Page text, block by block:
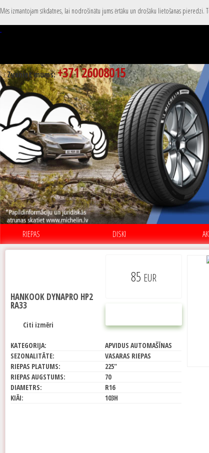
Mēs izmantojam sīkdatnes, lai nodrošinātu jums ērtāku un drošāku lietošanas
Zvaniet mums:+371 26008015
RIEPAS DISKI
85 EUR
HANKOOK DYNAPRO HP2
RA33
Citi izmēri
KATEGORIJA:
APVIDUS AUTOMAŠĪNAS
SEZONALITĀTE:
VASARAS RIEPAS
RIEPAS PLATUMS:
225"
RIEPAS AUGSTUMS:
70
DIAMETRS:
R16
KIĀI:
103H